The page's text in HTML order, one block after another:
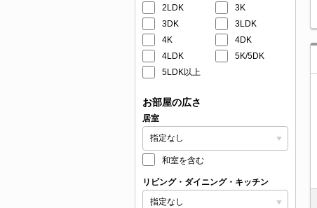
2LDK
3K
3DK
3LDK
4K
4DK
4LDK
5K/5DK
5LDK以上
お部屋の広さ
居室
和室を含む
リビング・ダイニング・キッチン